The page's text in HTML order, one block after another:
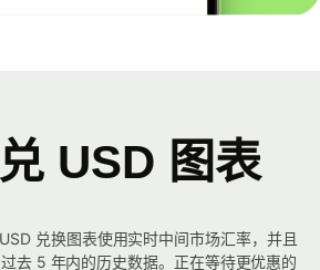
USD 图表
兑换图表使用实时中间市场汇率，并且
去 5 年内的历史数据。正在等待更优惠的